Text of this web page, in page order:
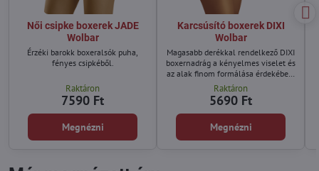
Női csipke boxerek JADE
Wolbar
Érzéki barokk boxeralsók puha,
fényes csipkéből.
Raktáron
7590 Ft
Megnézni
Karcsúsító boxerek DIXI
Wolbar
Magasabb derékkal rendelkező DIXI
boxernadrág a kényelmes viselet és
az alak finom formálása érdekében.
A bugyi alsó szegélyét díszes csipke
díszíti.
Raktáron
5690 Ft
Megnézni